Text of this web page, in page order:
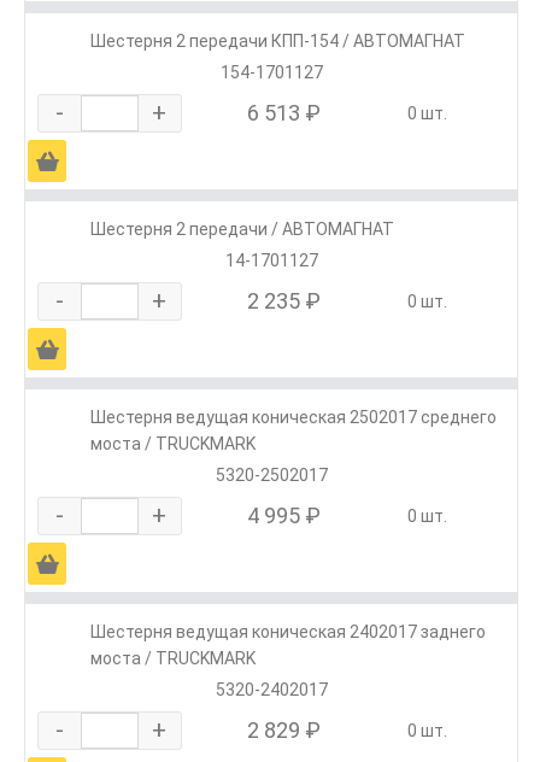
Шестерня 2 передачи КПП-154 / АВТОМАГНАТ
154-1701127
- + 6 513 ₽ 0 шт.
Ä
Шестерня 2 передачи / АВТОМАГНАТ
14-1701127
- + 2 235 ₽ 0 шт.
Ä
Шестерня ведущая коническая 2502017 среднего
моста / TRUCKMARK
5320-2502017
- + 4 995 ₽ 0 шт.
Ä
Шестерня ведущая коническая 2402017 заднего
моста / TRUCKMARK
5320-2402017
- + 2 829 ₽ 0 шт.